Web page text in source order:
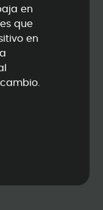
en
que
en